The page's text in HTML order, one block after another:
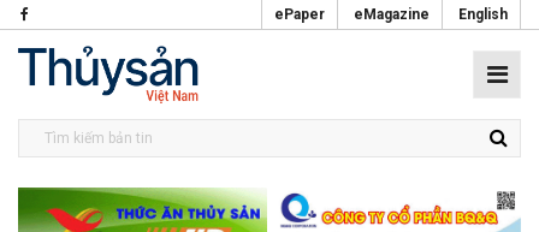
ePaper eMagazine English